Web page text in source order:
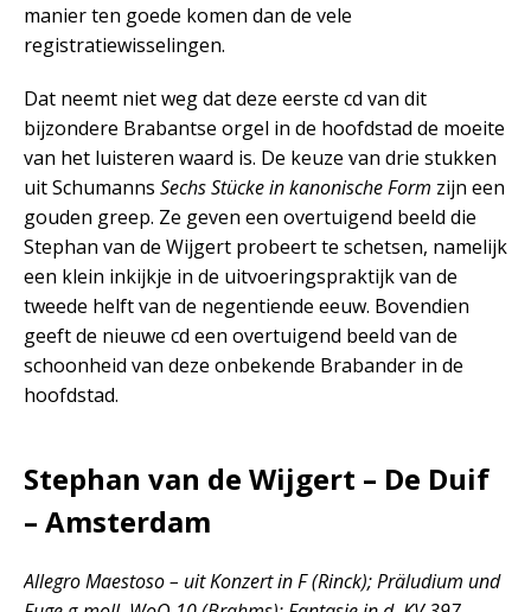
manier ten goede komen dan de vele
registratiewisselingen.
Dat neemt niet weg dat deze eerste cd van dit
bijzondere Brabantse orgel in de hoofdstad de moeite
van het luisteren waard is. De keuze van drie stukken
uit Schumanns Sechs Stücke in kanonische Form zijn een
gouden greep. Ze geven een overtuigend beeld die
Stephan van de Wijgert probeert te schetsen, namelijk
een klein inkijkje in de uitvoeringspraktijk van de
tweede helft van de negentiende eeuw. Bovendien
geeft de nieuwe cd een overtuigend beeld van de
schoonheid van deze onbekende Brabander in de
hoofdstad.
Stephan van de Wijgert – De Duif
– Amsterdam
Allegro Maestoso – uit Konzert in F (Rinck); Präludium und